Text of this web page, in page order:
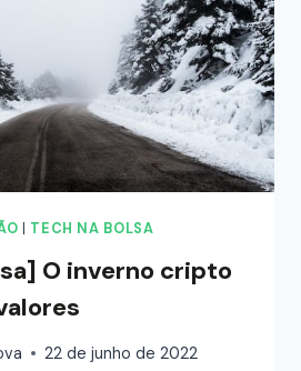
TECH NA BOLSA
O inverno cripto
22 de junho de 2022